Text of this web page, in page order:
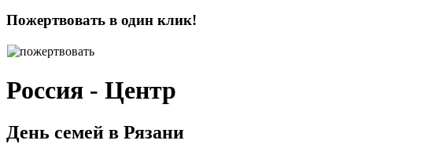
Пожертвовать в один клик!
Россия - Центр
День семей в Рязани